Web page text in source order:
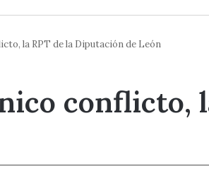
la RPT de la Diputación de León
conflicto,